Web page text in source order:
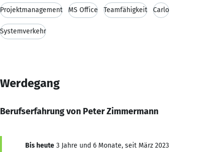
Projektmanagement MS Office Teamfähigkeit Carlo
Systemverkehr
Werdegang
Berufserfahrung von Peter Zimmermann
Bis heute 3 Jahre und 6 Monate, seit März 2023